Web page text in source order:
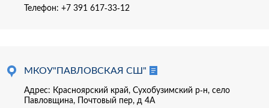
Телефон: +7 391 617-33-12
МКОУ"ПАВЛОВСКАЯ СШ"
Адрес: Красноярский край, Сухобузимский р-н, село
Павловщина, Почтовый пер, д 4А